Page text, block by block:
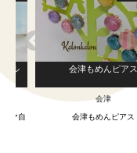
デル
ラマ自
会津もめんピアス
会津
会津もめんピアス